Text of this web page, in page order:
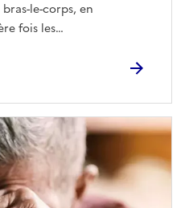
le-corps, en
fois les…